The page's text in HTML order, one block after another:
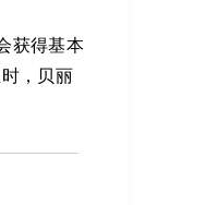
获得基本
，贝丽